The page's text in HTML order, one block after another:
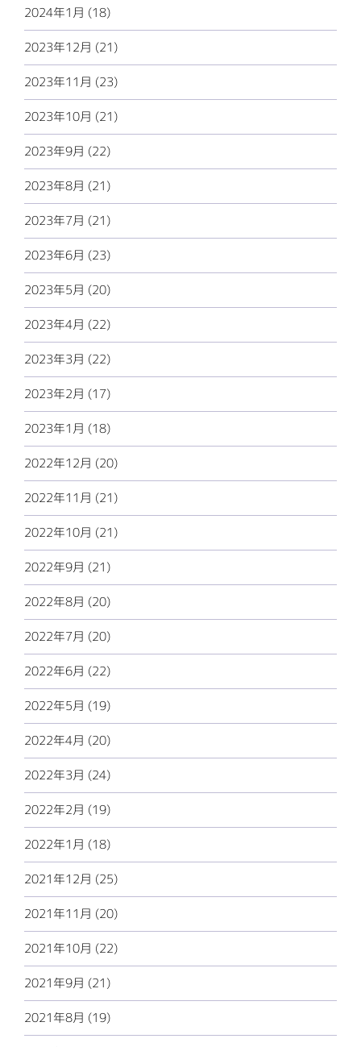
2024年1月 (18)
2023年12月 (21)
2023年11月 (23)
2023年10月 (21)
2023年9月 (22)
2023年8月 (21)
2023年7月 (21)
2023年6月 (23)
2023年5月 (20)
2023年4月 (22)
2023年3月 (22)
2023年2月 (17)
2023年1月 (18)
2022年12月 (20)
2022年11月 (21)
2022年10月 (21)
2022年9月 (21)
2022年8月 (20)
2022年7月 (20)
2022年6月 (22)
2022年5月 (19)
2022年4月 (20)
2022年3月 (24)
2022年2月 (19)
2022年1月 (18)
2021年12月 (25)
2021年11月 (20)
2021年10月 (22)
2021年9月 (21)
2021年8月 (19)